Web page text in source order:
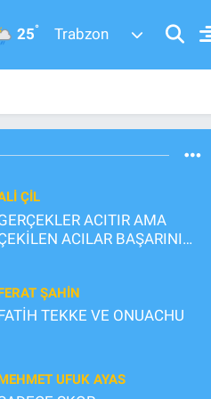
25° Trabzon
ÇİL
ACITIR AMA
ACILAR BAŞARININ
ŞAHİN
TEKKE VE ONUACHU
UFUK AYAS